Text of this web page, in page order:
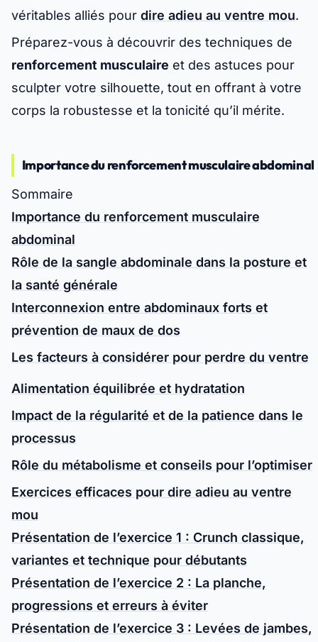
véritables alliés pour dire adieu au ventre mou.
Préparez-vous à découvrir des techniques de
renforcement musculaire et des astuces pour
sculpter votre silhouette, tout en offrant à votre
corps la robustesse et la tonicité qu’il mérite.
Importance du renforcement musculaire abdominal
Sommaire
Importance du renforcement musculaire
abdominal
Rôle de la sangle abdominale dans la posture et
la santé générale
Interconnexion entre abdominaux forts et
prévention de maux de dos
Les facteurs à considérer pour perdre du ventre
Alimentation équilibrée et hydratation
Impact de la régularité et de la patience dans le
processus
Rôle du métabolisme et conseils pour l’optimiser
Exercices efficaces pour dire adieu au ventre
mou
Présentation de l’exercice 1 : Crunch classique,
variantes et technique pour débutants
Présentation de l’exercice 2 : La planche,
progressions et erreurs à éviter
Présentation de l’exercice 3 : Levées de jambes,